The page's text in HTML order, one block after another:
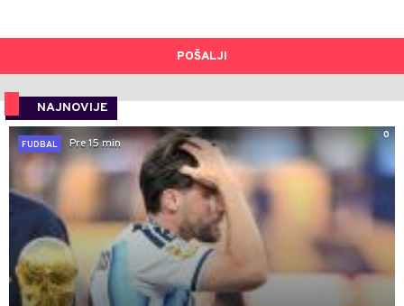
POŠALJI
NAJNOVIJE
0
FUDBAL
Pre 15 min